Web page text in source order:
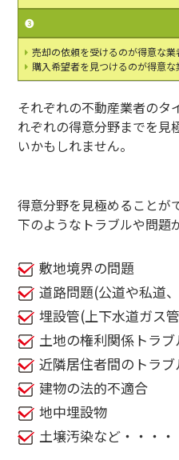
❸
売却の依頼を受けるのが得意な業
購入希望者を見つけるのが得意な
それぞれの不動産業者のタ
れぞれの得意分野までを見
いかもしれません。
得意分野を見極めることが
下のようなトラブルや問題
敷地境界の問題
道路問題(公道や私道
埋設管(上下水道ガス
土地の権利関係トラ
近隣居住者間のトラブ
建物の法的不適合
地中埋設物
土壌汚染など・・・・